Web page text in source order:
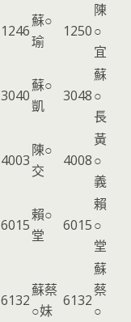
1246
蘇○
瑜
1250
陳
○
宜
3040
蘇○
凱
3048
蘇
○
長
4003
陳○
交
4008
黃
○
義
6015
賴○
堂
6015
賴
○
堂
6132
蘇蔡
○妹
6132
蘇
蔡
○